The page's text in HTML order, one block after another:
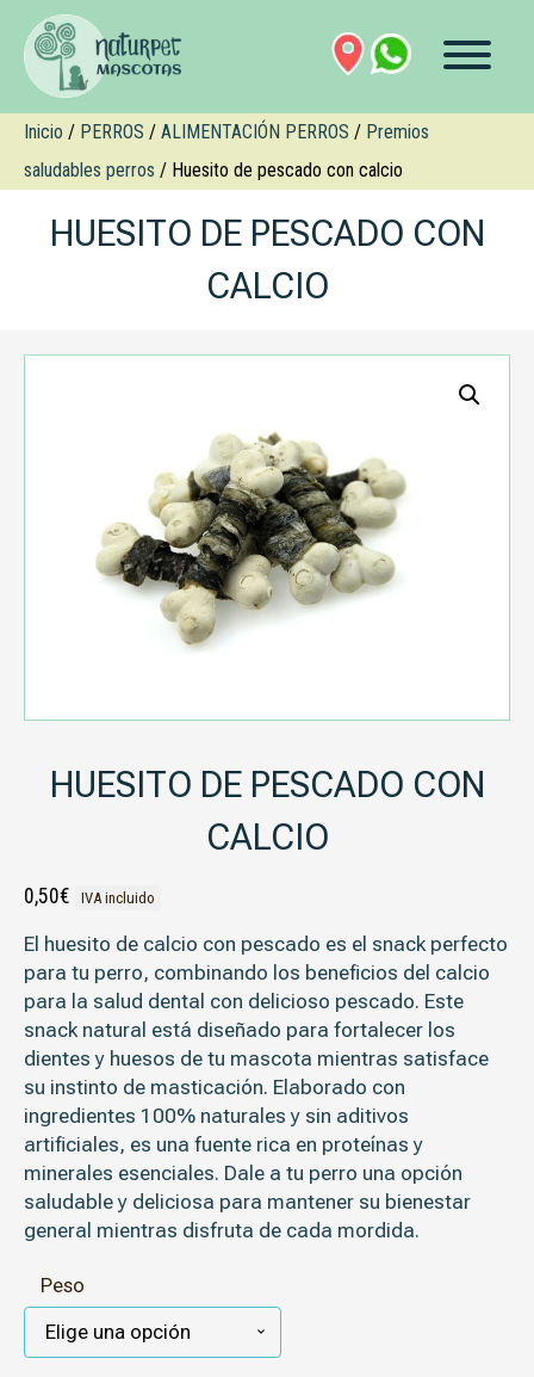
Inicio / PERROS / ALIMENTACIÓN PERROS / Premios
saludables perros / Huesito de pescado con calcio
HUESITO DE PESCADO CON
CALCIO
HUESITO DE PESCADO CON
CALCIO
0,50€ IVA incluido
El huesito de calcio con pescado es el snack perfecto
para tu perro, combinando los beneficios del calcio
para la salud dental con delicioso pescado. Este
snack natural está diseñado para fortalecer los
dientes y huesos de tu mascota mientras satisface
su instinto de masticación. Elaborado con
ingredientes 100% naturales y sin aditivos
artificiales, es una fuente rica en proteínas y
minerales esenciales. Dale a tu perro una opción
saludable y deliciosa para mantener su bienestar
general mientras disfruta de cada mordida.
Peso